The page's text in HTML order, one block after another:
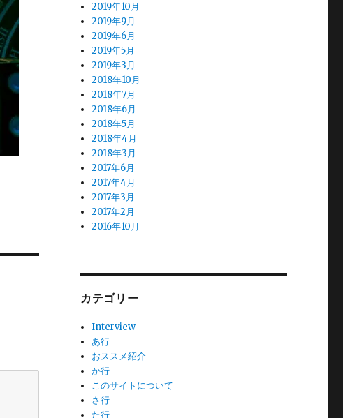
2019年10月
2019年9月
2019年6月
2019年5月
2019年3月
2018年10月
2018年7月
2018年6月
2018年5月
2018年4月
2018年3月
2017年6月
2017年4月
2017年3月
2017年2月
2016年10月
カテゴリー
Interview
あ行
おススメ紹介
か行
このサイトについて
さ行
た行